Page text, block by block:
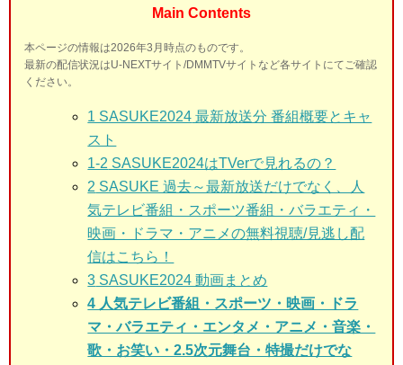
Main Contents
本ページの情報は2026年3月時点のものです。
最新の配信状況はU-NEXTサイト/DMMTVサイトなど各サイトにてご確認
ください。
1 SASUKE2024 最新放送分 番組概要とキャ
スト
1-2 SASUKE2024はTVerで見れるの？
2 SASUKE 過去～最新放送だけでなく、人
気テレビ番組・スポーツ番組・バラエティ・
映画・ドラマ・アニメの無料視聴/見逃し配
信はこちら！
3 SASUKE2024 動画まとめ
4 人気テレビ番組・スポーツ・映画・ドラ
マ・バラエティ・エンタメ・アニメ・音楽・
歌・お笑い・2.5次元舞台・特撮だけでな